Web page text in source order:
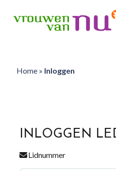
Home» Inloggen
INLOGGEN
Lidnummer